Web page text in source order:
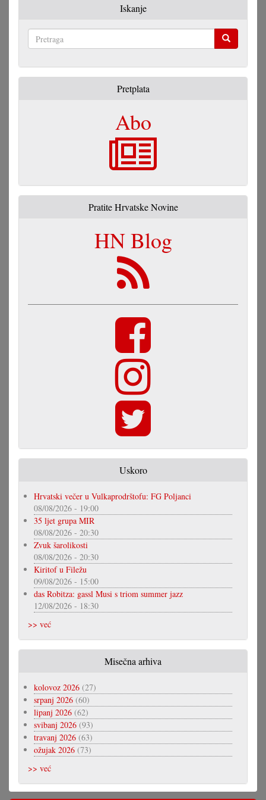
Iskanje
Pretplata
Abo
Pratite Hrvatske Novine
HN Blog
Uskoro
Hrvatski večer u Vulkaprodrštofu: FG Poljanci
08/08/2026 - 19:00
35 ljet grupa MIR
08/08/2026 - 20:30
Zvuk šarolikosti
08/08/2026 - 20:30
Kiritof u Filežu
09/08/2026 - 15:00
das Robitza: gassl Musi s triom summer jazz
12/08/2026 - 18:30
>> već
Misečna arhiva
kolovoz 2026 (27)
srpanj 2026 (60)
lipanj 2026 (62)
svibanj 2026 (93)
travanj 2026 (63)
ožujak 2026 (73)
>> već